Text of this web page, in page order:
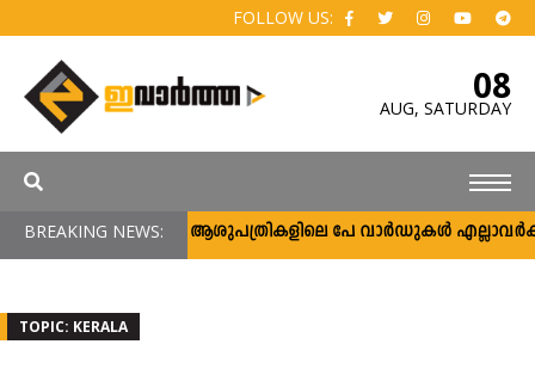
FOLLOW US:
08
AUG, SATURDAY
BREAKING NEWS:
സർക്കാർ ആശുപത്രികളിലെ പേ വാർഡുകൾ എല്ലാവർക്കും;
TOPIC: KERALA